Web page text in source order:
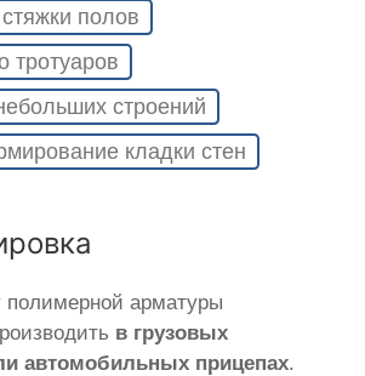
полов
тротуаров
строений
кладки стен
полимерной арматуры
в грузовых
автомобильных прицепах.